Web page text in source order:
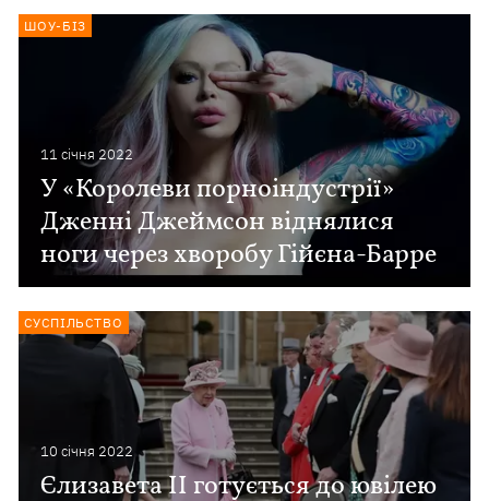
11 сiчня 2022
У «Королеви порноіндустрії»
Дженні Джеймсон віднялися
ноги через хворобу Гійєна-Барре
ШОУ-БІЗ
10 сiчня 2022
Єлизавета II готується до ювілею
СУСПІЛЬСТВО